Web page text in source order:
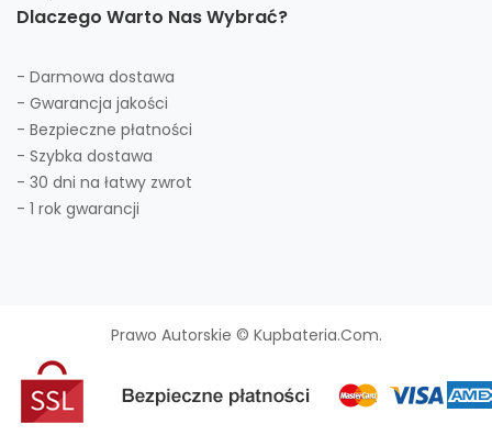
Dlaczego Warto Nas Wybrać?
- Darmowa dostawa
- Gwarancja jakości
- Bezpieczne płatności
- Szybka dostawa
- 30 dni na łatwy zwrot
- 1 rok gwarancji
Prawo Autorskie © Kupbateria.com.